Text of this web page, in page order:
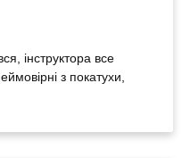
інструктора все
з покатухи,